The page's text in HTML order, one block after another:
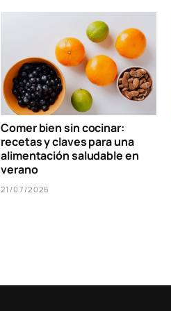
Comer bien sin cocinar:
recetas y claves para una
alimentación saludable en
verano
21/07/2026